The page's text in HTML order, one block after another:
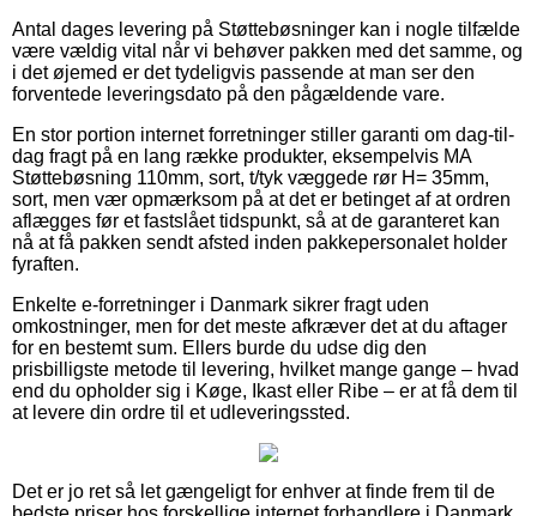
Antal dages levering på Støttebøsninger kan i nogle tilfælde
være vældig vital når vi behøver pakken med det samme, og
i det øjemed er det tydeligvis passende at man ser den
forventede leveringsdato på den pågældende vare.
En stor portion internet forretninger stiller garanti om dag-til-
dag fragt på en lang række produkter, eksempelvis MA
Støttebøsning 110mm, sort, t/tyk væggede rør H= 35mm,
sort, men vær opmærksom på at det er betinget af at ordren
aflægges før et fastslået tidspunkt, så at de garanteret kan
nå at få pakken sendt afsted inden pakkepersonalet holder
fyraften.
Enkelte e-forretninger i Danmark sikrer fragt uden
omkostninger, men for det meste afkræver det at du aftager
for en bestemt sum. Ellers burde du udse dig den
prisbilligste metode til levering, hvilket mange gange – hvad
end du opholder sig i Køge, Ikast eller Ribe – er at få dem til
at levere din ordre til et udleveringssted.
Det er jo ret så let gængeligt for enhver at finde frem til de